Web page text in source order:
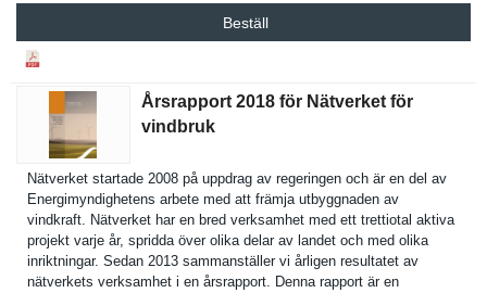
Beställ
Årsrapport 2018 för Nätverket för
vindbruk
Nätverket startade 2008 på uppdrag av regeringen och är en del av
Energimynd­ighetens arbete med att främja utbyggnade­n av
vindkraft. Nätverket har en bred verksamhet med ett trettiotal aktiva
projekt varje år, spridda över olika delar av landet och med olika
inriktning­ar. Sedan 2013 sammanstäl­ler vi årligen resultatet av
nätverkets verksamhet i en årsrapport. Denna rapport är en